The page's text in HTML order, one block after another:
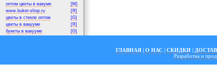
оптом цветы в вакуме
[M]
www.buket-shop.ru
[Я]
цветы в стекле оптом
[G]
цветы в вакууме
[Я]
букеты в вакууме
[G]
ГЛАВНАЯ | О НАС | СКИДКИ |
Разработка и